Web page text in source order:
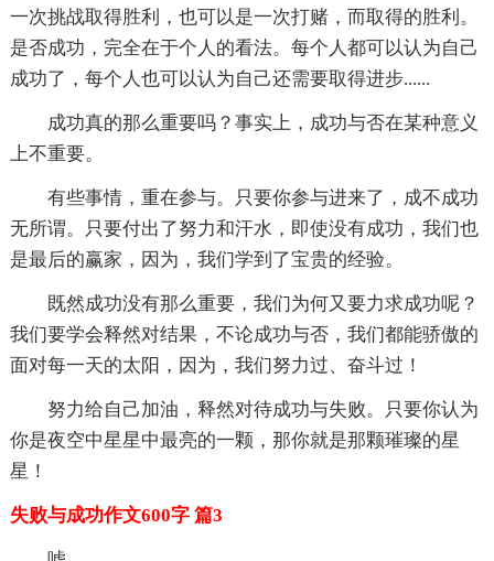
一次挑战取得胜利，也可以是一次打赌，而取得的胜利。
是否成功，完全在于个人的看法。每个人都可以认为自己
成功了，每个人也可以认为自己还需要取得进步......
成功真的那么重要吗？事实上，成功与否在某种意义
上不重要。
有些事情，重在参与。只要你参与进来了，成不成功
无所谓。只要付出了努力和汗水，即使没有成功，我们也
是最后的赢家，因为，我们学到了宝贵的经验。
既然成功没有那么重要，我们为何又要力求成功呢？
我们要学会释然对结果，不论成功与否，我们都能骄傲的
面对每一天的太阳，因为，我们努力过、奋斗过！
努力给自己加油，释然对待成功与失败。只要你认为
你是夜空中星星中最亮的一颗，那你就是那颗璀璨的星
星！
失败与成功作文600字 篇3